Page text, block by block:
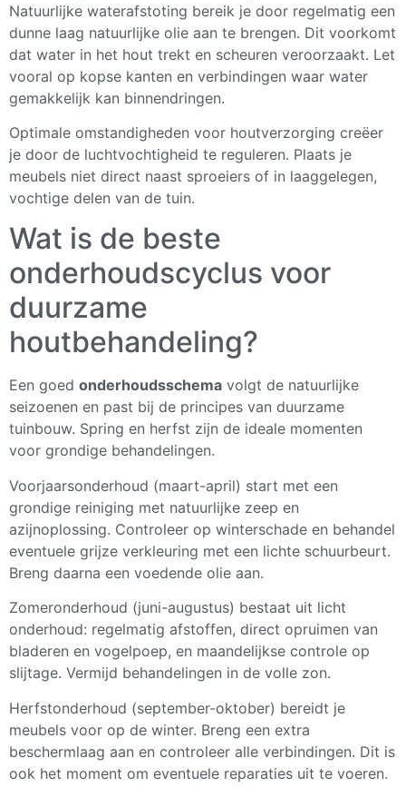
Natuurlijke waterafstoting bereik je door regelmatig een
dunne laag natuurlijke olie aan te brengen. Dit voorkomt
dat water in het hout trekt en scheuren veroorzaakt. Let
vooral op kopse kanten en verbindingen waar water
gemakkelijk kan binnendringen.
Optimale omstandigheden voor houtverzorging creëer
je door de luchtvochtigheid te reguleren. Plaats je
meubels niet direct naast sproeiers of in laaggelegen,
vochtige delen van de tuin.
Wat is de beste
onderhoudscyclus voor
duurzame
houtbehandeling?
Een goed onderhoudsschema volgt de natuurlijke
seizoenen en past bij de principes van duurzame
tuinbouw. Spring en herfst zijn de ideale momenten
voor grondige behandelingen.
Voorjaarsonderhoud (maart-april) start met een
grondige reiniging met natuurlijke zeep en
azijnoplossing. Controleer op winterschade en behandel
eventuele grijze verkleuring met een lichte schuurbeurt.
Breng daarna een voedende olie aan.
Zomeronderhoud (juni-augustus) bestaat uit licht
onderhoud: regelmatig afstoffen, direct opruimen van
bladeren en vogelpoep, en maandelijkse controle op
slijtage. Vermijd behandelingen in de volle zon.
Herfstonderhoud (september-oktober) bereidt je
meubels voor op de winter. Breng een extra
beschermlaag aan en controleer alle verbindingen. Dit is
ook het moment om eventuele reparaties uit te voeren.